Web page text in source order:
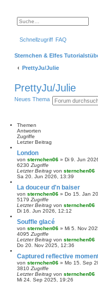
t
e
h
e
Schnellzugriff FAQ
Sternchen & Elfes
PrettyJu/Julie
PrettyJu/Julie
Neues Thema S
u
E
r
S
c
h
e
Themen
Antworten
Zugriffe
Letzter Beitrag
London
von sternchen06 » Di 9. Jun
6230 Zugriffe
Letzter Beitrag von sternchen06
Sa 20. Jun 2026, 13:39
La douceur d'n baiser
von sternchen06 » Do 15. Jan
5179 Zugriffe
Letzter Beitrag von sternchen06
Di 16. Jun 2026, 12:12
Souffle glacé
von sternchen06 » Mi 5. Nov
4095 Zugriffe
Letzter Beitrag von sternchen06
Do 20. Nov 2025, 12:36
Captured reflective
von sternchen06 » Mo 15. Sep
3810 Zugriffe
Letzter Beitrag von sternchen06
Mi 24. Sep 2025, 19:26